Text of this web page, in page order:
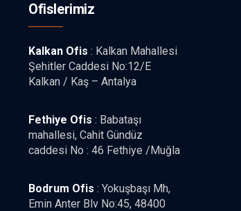
Ofislerimiz
Kalkan Ofis : Kalkan Mahallesi
Şehitler Caddesi No:12/E
Kalkan / Kaş – Antalya
Fethiye Ofis : Babataşı
mahallesi, Cahit Gündüz
caddesi No : 46 Fethiye /Muğla
Bodrum Ofis : Yokuşbaşı Mh,
Emin Anter Blv No:45, 48400